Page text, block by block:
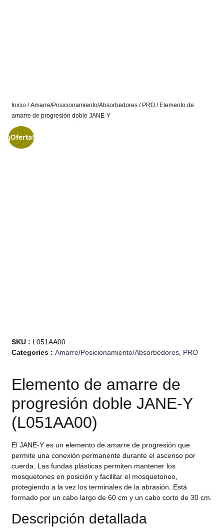
Inicio /Amarre/Posicionamiento/Absorbedores / PRO / Elemento de
amarre de progresión doble JANE-Y
¡Oferta!
SKU : L051AA00
Categories :Amarre/Posicionamiento/Absorbedores PRO
Elemento de amarre de
progresión doble JANE-Y
(L051AA00)
El JANE-Y es un elemento de amarre de progresión que
permite una conexión permanente durante el ascenso por
cuerda. Las fundas plásticas permiten mantener los
mosquetones en posición y facilitar el mosquetoneo,
protegiendo a la vez los terminales de la abrasión. Está
formado por un cabo largo de 60 cm y un cabo corto de 30 cm.
Descripción detallada